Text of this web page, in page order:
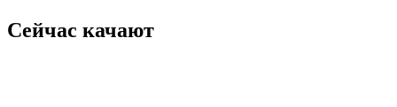
Сейчас качают